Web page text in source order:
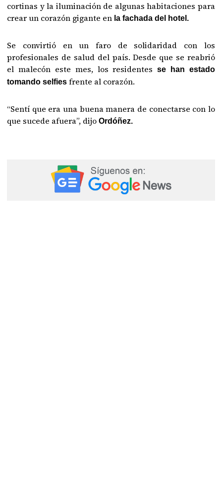
cortinas y la iluminación de algunas habitaciones para
crear un corazón gigante en la fachada del hotel.
Se convirtió en un faro de solidaridad con los
profesionales de salud del país. Desde que se reabrió
el malecón este mes, los residentesse han estado
tomando selfies frente al corazón.
“Sentí que era una buena manera de conectarse con lo
que sucede afuera”, dijoOrdóñez.